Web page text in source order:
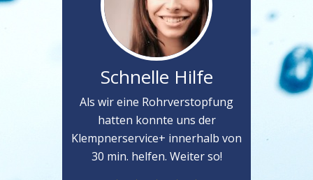
Schnelle Hilfe
Als wir eine Rohrverstopfung
hatten konnte uns der
Klempnerservice+ innerhalb von
30 min. helfen. Weiter so!